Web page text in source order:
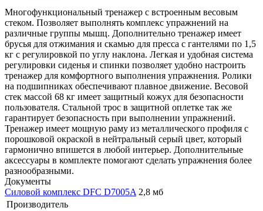
Многофункциональный тренажер с встроенным весовым
стеком. Позволяет выполнять комплекс упражнений на
различные группы мышц. Дополнительно тренажер имеет
брусья для отжимания и скамью для пресса с гантелями по 1,5
кг с регулировкой по углу наклона. Легкая и удобная система
регулировки сиденья и спинки позволяет удобно настроить
тренажер для комфортного выполнения упражнения. Ролики
на подшипниках обеспечивают плавное движение. Весовой
стек массой 68 кг имеет защитный кожух для безопасности
пользователя. Стальной трос в защитной оплетке так же
гарантирует безопасность при выполнении упражнений.
Тренажер имеет мощную раму из металлического профиля с
порошковой окраской в нейтральный серый цвет, который
гармонично впишется в любой интерьер. Дополнительные
аксессуары в комплекте помогают сделать упражнения более
разнообразными.
Документы
Силовой комплекс DFC D7005A 2,8 мб
Производитель